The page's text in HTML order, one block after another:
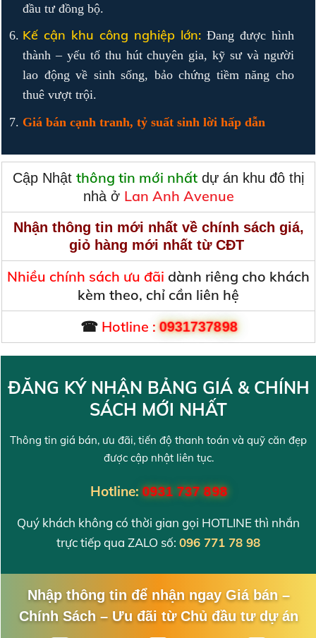
đầu tư đồng bộ.
Kế cận khu công nghiệp lớn: Đang được hình
thành – yếu tố thu hút chuyên gia, kỹ sư và người
lao động về sinh sống, bảo chứng tiềm năng cho
thuê vượt trội.
Giá bán cạnh tranh, tỷ suất sinh lời hấp dẫn
Cập Nhật thông tin mới nhất dự án khu đô thị
nhà ở Lan Anh Avenue
Nhận thông tin mới nhất về chính sách giá,
giỏ hàng mới nhất từ CĐT
Nhiều chính sách ưu đãi dành riêng cho khách
kèm theo, chỉ cần liên hệ
☎ Hotline :0931737898
ĐĂNG KÝ NHẬN BẢNG GIÁ & CHÍNH
SÁCH MỚI NHẤT
Thông tin giá bán, ưu đãi, tiến độ thanh toán và quỹ căn đẹp
được cập nhật liên tục.
Hotline:0931 737 898
Quý khách không có thời gian gọi HOTLINE thì nhắn
trực tiếp qua ZALO số: 096 771 78 98
Nhập thông tin để nhận ngay Giá bán –
Chính Sách – Ưu đãi từ Chủ đầu tư dự án